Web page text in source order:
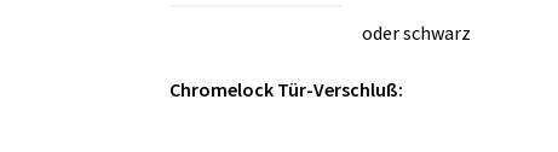
oder schwarz
Chromelock Tür-Verschluß: